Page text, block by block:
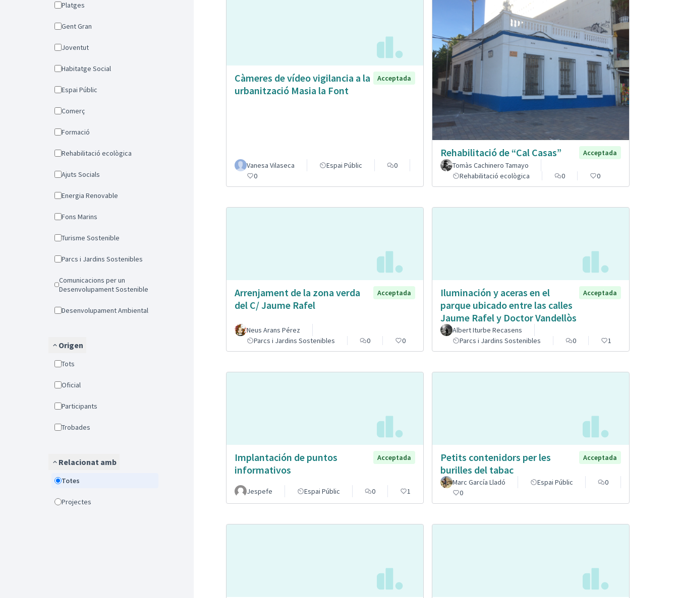
Platges
Gent Gran
Joventut
Habitatge Social
Espai Públic
Comerç
Formació
Rehabilitació ecològica
Ajuts Socials
Energia Renovable
Fons Marins
Turisme Sostenible
Parcs i Jardins Sostenibles
Comunicacions per un
Desenvolupament Sostenible
Desenvolupament Ambiental
Origen
Tots
Oficial
Participants
Trobades
Relacionat amb
Totes
Projectes
Càmeres de vídeo vigilancia a la
urbanització Masia la Font
Acceptada
Vanesa Vilaseca Espai Públic
0
0
Rehabilitació de “Cal Casas”
Acceptada
Tomàs Cachinero Tamayo
Rehabilitació ecològica
0 0
Arrenjament de la zona verda
del C/ Jaume Rafel
Acceptada
Neus Arans Pérez
Parcs i Jardins Sostenibles
0 0
Iluminación y aceras en el
parque ubicado entre las calles
Jaume Rafel y Doctor Vandellòs
Acceptada
Albert Iturbe Recasens
Parcs i Jardins Sostenibles
0 1
Implantación de puntos
informativos
Acceptada
Jespefe Espai Públic 0 1
Petits contenidors per les
burilles del tabac
Acceptada
Marc García Lladó Espai Públic
0
0